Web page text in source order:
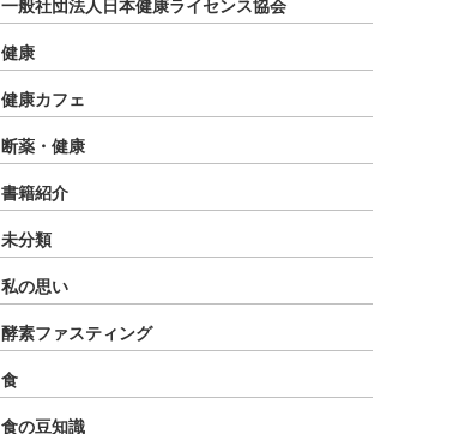
一般社団法人日本健康ライセンス協会
健康
健康カフェ
断薬・健康
書籍紹介
未分類
私の思い
酵素ファスティング
食
食の豆知識